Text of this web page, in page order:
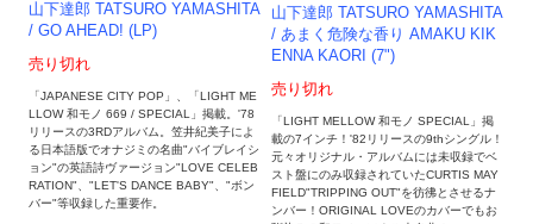
山下達郎 TATSURO YAMASHITA
/ GO AHEAD! (LP)
売り切れ
「JAPANESE CITY POP」、「LIGHT ME
LLOW 和モノ 669 / SPECIAL」掲載。'78
リリースの3RDアルバム。笠井紀美子によ
る日本語版でオナジミの名曲"バイブレイシ
ョン"の英語詩ヴァージョン"LOVE CELEB
RATION"、"LET'S DANCE BABY"、"ボン
バー"等収録した重要作。
山下達郎 TATSURO YAMASHITA
/ あまく危険な香り AMAKU KIK
ENNA KAORI (7")
売り切れ
「LIGHT MELLOW 和モノ SPECIAL」掲
載の7インチ！'82リリースの9thシングル！
元々オリジナル・アルバムには未収録でベ
スト盤にのみ収録されていたCURTIS MAY
FIELD"TRIPPING OUT"を彷彿とさせるナ
ンバー！ORIGINAL LOVEのカバーでもお